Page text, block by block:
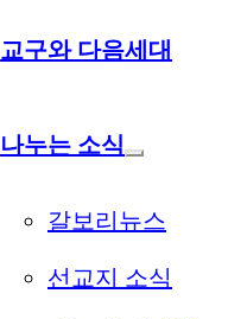
교구와 다음세대
나누는 소식
갈보리뉴스
선교지 소식